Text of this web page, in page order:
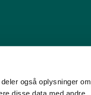
også oplysninger om
disse data med andre